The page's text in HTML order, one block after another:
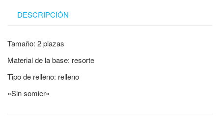
DESCRIPCIÓN
Tamaño: 2 plazas
Material de la base: resorte
Tipo de relleno: relleno
«Sin somier»